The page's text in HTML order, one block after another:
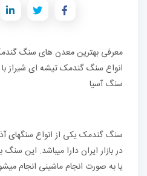
معرفی بهترین معدن های سنگ
انواع سنگ گندمک تیشه ای شیراز با
سنگ آسیا
سنگ گندمک یکی از انواع سنگهای
در بازار ایران دارا میباشد. این
یا به صورت انجام ماشینی انجام